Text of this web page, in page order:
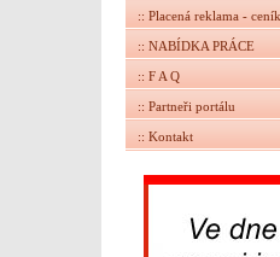
:: Placená reklama -
:: NABÍDKA PRÁCE
:: F A Q
:: Partneři portálu
:: Kontakt